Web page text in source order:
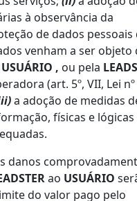
à observância da
de dados pessoais
venham a ser objeto
USUÁRIO , ou pela
(art. 5º, VII, Lei nº
a adoção de medidas
físicas e lógicas
danos
ao USUÁRIO
do valor pago pelo